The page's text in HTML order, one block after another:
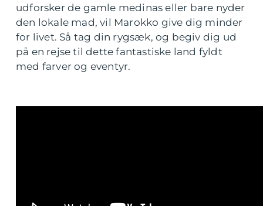
udforsker de gamle medinas eller bare nyder
den lokale mad, vil Marokko give dig minder
for livet. Så tag din rygsæk, og begiv dig ud
på en rejse til dette fantastiske land fyldt
med farver og eventyr.